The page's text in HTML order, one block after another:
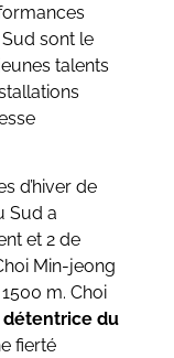
sont le
talents
d’hiver de
Sud a
et 2 de
Min-jeong
m. Choi
détentrice du
fierté